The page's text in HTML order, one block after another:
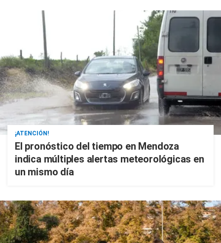
¡ATENCIÓN!
El pronóstico del tiempo en Mendoza
indica múltiples alertas meteorológicas en
un mismo día